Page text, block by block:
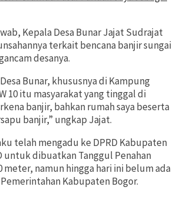
Kepala Desa Bunar Jajat Sudrajat
terkait bencana banjir sungai
desanya.
Bunar, khususnya di Kampung
10 itu masyarakat yang tinggal di
banjir, bahkan rumah saya beserta
banjir,” ungkap Jajat.
telah mengadu ke DPRD Kabupaten
untuk dibuatkan Tanggul Penahan
meter, namun hingga hari ini belum ada
Kabupaten Bogor.